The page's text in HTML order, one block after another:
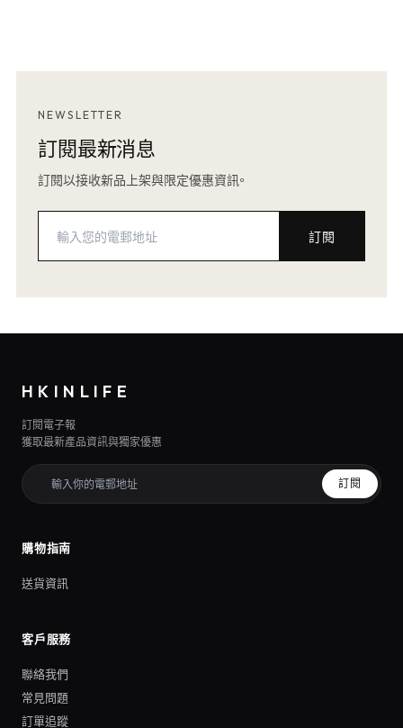
NEWSLETTER
訂閱最新消息
訂閱以接收新品上架與限定優惠資訊。
訂閱
HKINLIFE
訂閱電子報
獲取最新產品資訊與獨家優惠
訂閱
購物指南
送貨資訊
客戶服務
聯絡我們
常見問題
訂單追蹤